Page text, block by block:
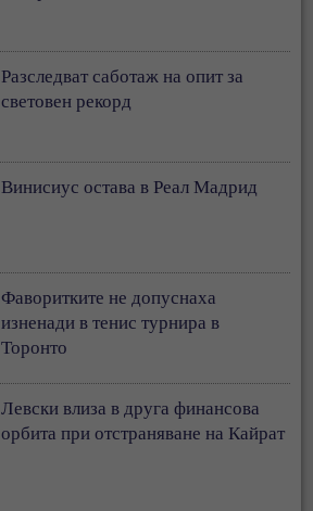
Разследват саботаж на опит за
световен рекорд
Винисиус остава в Реал Мадрид
Фаворитките не допуснаха
изненади в тенис турнира в
Торонто
Левски влиза в друга финансова
орбита при отстраняване на Кайрат